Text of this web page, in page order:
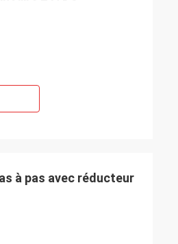
à pas avec réducteur